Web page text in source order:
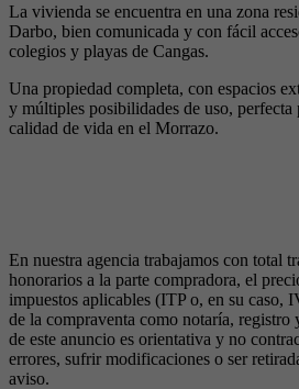
La vivienda se encuentra en una zona
Darbo, bien comunicada y con fácil
colegios y playas de Cangas.
Una propiedad completa, con espacios
y múltiples posibilidades de uso, perfecta
calidad de vida en el Morrazo.
En nuestra agencia trabajamos con total
honorarios a la parte compradora, el
impuestos aplicables (ITP o, en su caso,
de la compraventa como notaría,
de este anuncio es orientativa y no
errores, sufrir modificaciones o ser
aviso.